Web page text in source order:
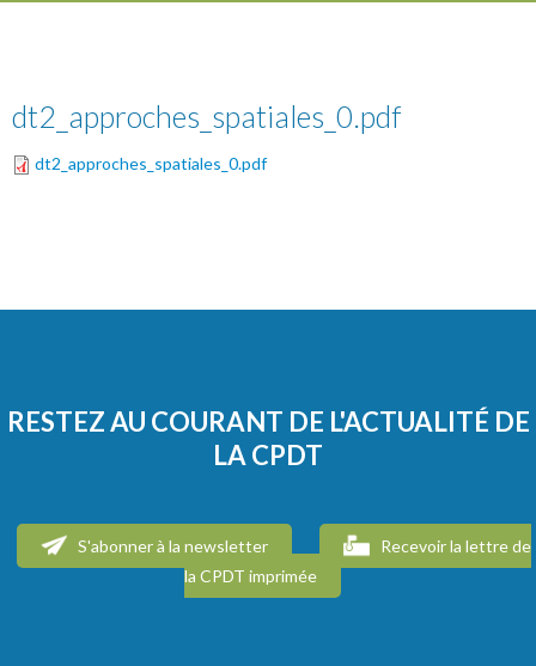
dt2_approches_spatiales_0.pdf
dt2_approches_spatiales_0.pdf
RESTEZ AU COURANT DE L'ACTUALITÉ DE
LA CPDT
S'abonner à la newsletter
Recevoir la lettre de
la CPDT imprimée